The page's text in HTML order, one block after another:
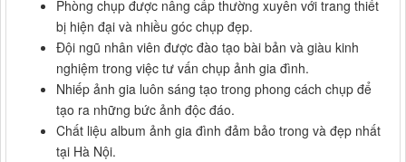
Phòng chụp được nâng cấp thường xuyên với trang thiết
bị hiện đại và nhiều góc chụp đẹp.
Đội ngũ nhân viên được đào tạo bài bản và giàu kinh
nghiệm trong việc tư vấn chụp ảnh gia đình.
Nhiếp ảnh gia luôn sáng tạo trong phong cách chụp để
tạo ra những bức ảnh độc đáo.
Chất liệu album ảnh gia đình đảm bảo trong và đẹp nhất
tại Hà Nội.